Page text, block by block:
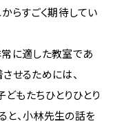
らすごく期待してい
に適した教室であ
せるためには、
もたちひとりひとり
と、小林先生の話を